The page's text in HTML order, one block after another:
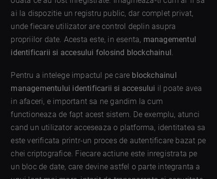
ai la dispozitie un registru public, dar complet privat,
unde fiecare utilizator are control deplin asupra
propriilor date. Acesta este, in esenta, managementul
identificarii si accesului folosind blockchainul .
Pentru a intelege impactul pe care blockchainul
managementului identificarii si accesului il poate avea
in afaceri, e important sa ne gandim la cum
functioneaza de fapt acest sistem. De exemplu, atunci
cand un utilizator acceseaza o platforma, identitatea sa
este verificata printr-un proces de autentificare bazat pe
chei criptografice. Fiecare actiune este inregistrata pe
un bloc de date, care devine astfel o parte integranta a